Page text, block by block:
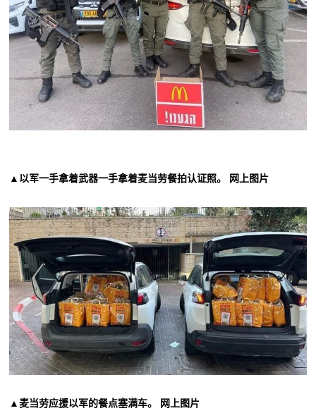
▲以军一手拿着武器一手拿着麦当劳餐拍认证照。 网上图片
▲麦当劳应援以军的餐点塞满车。 网上图片